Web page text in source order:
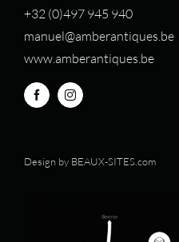
+32 (0)497 945 940
manuel@amberantiques.be
www.amberantiques.be
Design by BEAUX-SITES.com